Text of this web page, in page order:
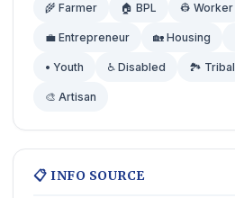
🌾 Farmer 🏠 BPL 👷 Worker
💼 Entrepreneur 🏡 Housing
• Youth ♿ Disabled 🏞️ Tribal
🎨 Artisan
📋 INFO SOURCE